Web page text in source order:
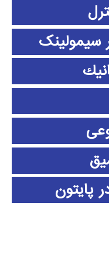
سیمولینک
پایتون